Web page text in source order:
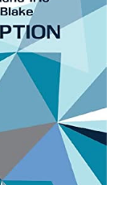
sea el de
estable,
más
del siglo XX y su
Songbook y los
Carousel, South